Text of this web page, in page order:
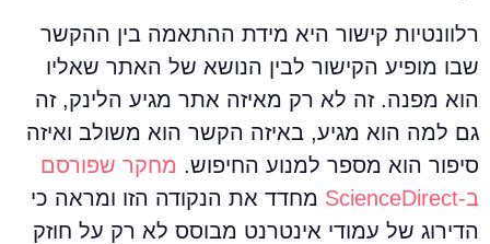
רלוונטיות קישור היא מידת ההתאמה בין ההקשר
שבו מופיע הקישור לבין הנושא של האתר שאליו
הוא מפנה. זה לא רק מאיזה אתר מגיע הלינק, זה
גם למה הוא מגיע, באיזה הקשר הוא משולב ואיזה
סיפור הוא מספר למנוע החיפוש.מחקר שפורסם
ב‑ScienceDirect
מחדד את הנקודה הזו ומראה כי
הדירוג של עמודי אינטרנט מבוסס לא רק על חוזק